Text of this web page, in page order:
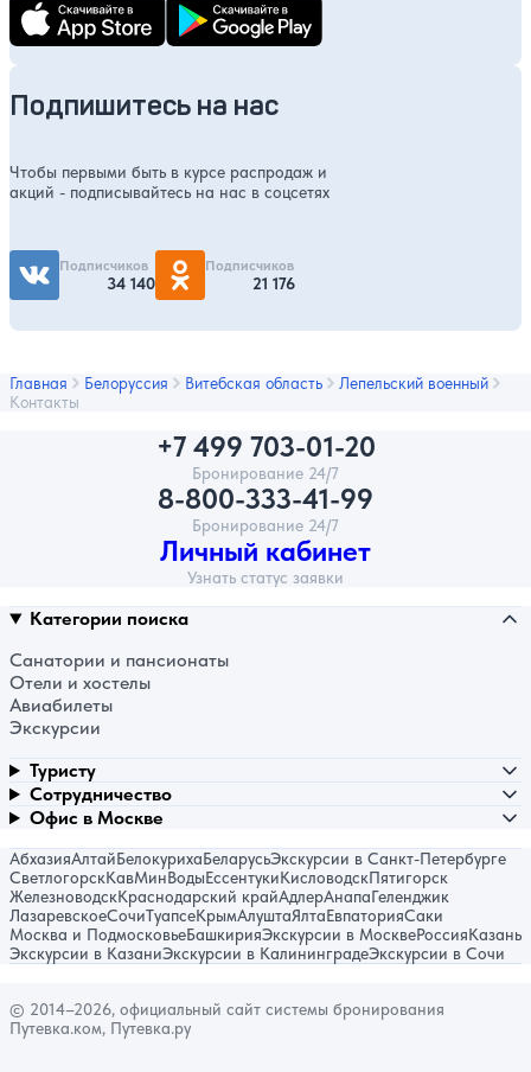
Подпишитесь на нас
Чтобы первыми быть в курсе распродаж и
акций - подписывайтесь на нас в соцсетях
Подписчиков
34 140
Подписчиков
21 176
Главная Белоруссия Витебская область
Лепельский военный
Контакты
+7 499 703-01-20
Бронирование 24/7
8-800-333-41-99
Бронирование 24/7
Личный кабинет
Узнать статус заявки
Категории поиска
Санатории и пансионаты
Отели и хостелы
Авиабилеты
Экскурсии
Туристу
Сотрудничество
Офис в Москве
АбхазияАлтайБелокурихаБеларусьЭкскурсии в Санкт-Петербурге
СветлогорскКавМинВодыЕссентукиКисловодскПятигорск
ЖелезноводскКраснодарский крайАдлерАнапаГеленджик
ЛазаревскоеСочиТуапсеКрымАлуштаЯлтаЕвпаторияСаки
Москва и ПодмосковьеБашкирияЭкскурсии в МосквеРоссияКазань
Экскурсии в КазаниЭкскурсии в КалининградеЭкскурсии в Сочи
© 2014–2026, официальный сайт системы бронирования
Путевка.ком, Путевка.ру